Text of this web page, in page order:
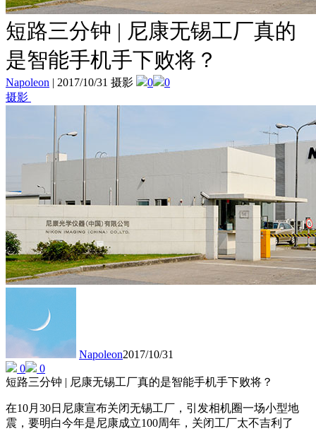
短路三分钟 | 尼康无锡工厂真的
是智能手机手下败将？
Napoleon | 2017/10/31 摄影 0
0
摄影
Napoleon2017/10/31
0
0
短路三分钟 | 尼康无锡工厂真的是智能手机手下败将？
在10月30日尼康宣布关闭无锡工厂，引发相机圈一场小型地
震，要明白今年是尼康成立100周年，关闭工厂太不吉利了